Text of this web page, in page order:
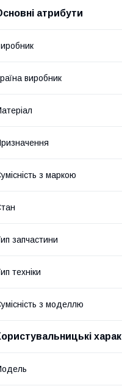
атрибути
виробник
з маркою
запчастини
техніки
з моделлю